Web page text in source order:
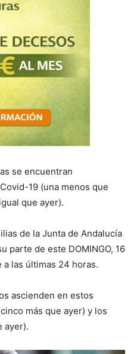
se encuentran
19 (una menos que
que ayer).
de la Junta de Andalucía
parte de este DOMINGO, 16
a las últimas 24 horas.
ascienden en estos
más que ayer) y los
ayer).